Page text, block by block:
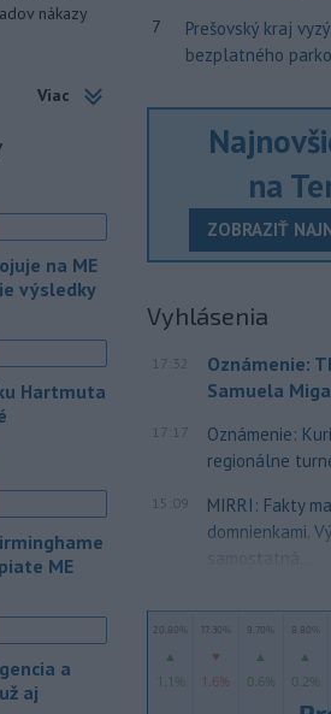
nákazy
pekárky,
starší
sa u nej
život.
USA
prvé
a v roku
Iránom a
uzavretá
pre agentúru
Číne v
mnohé
na tajfún
TASR
Viac
na ME
výsledky
Hartmuta
ME
a
aj
7
Prešovský kraj
bezplatného
na
ZOBRAZIŤ
Vyhlásenia
17:32
Oznámenie:
Samuela
17:17
Oznámenie:
regionálne
15:09
MIRRI: Fakty
domnienkami.
samostatná...